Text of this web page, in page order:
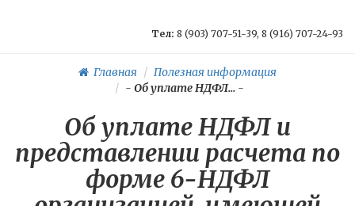
Тел: 8 (903) 707-51-39, 8 (916) 707-24-93
Главная
Полезная информация
- Об уплате НДФЛ... -
Об уплате НДФЛ и
представлении расчета по
форме 6-НДФЛ